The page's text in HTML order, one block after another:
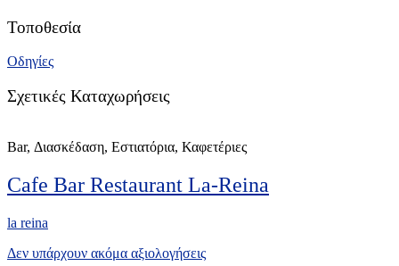
Τοποθεσία
Οδηγίες
Σχετικές Καταχωρήσεις
Bar, Διασκέδαση, Εστιατόρια, Καφετέριες
Cafe Bar Restaurant La-Reina
la reina
Δεν υπάρχουν ακόμα αξιολογήσεις